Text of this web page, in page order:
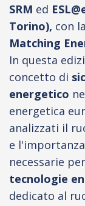
SRM ed
Torino), con
Matching
In questa
concetto di
energetico
energetica
analizzati il
e
necessarie
tecnologie
dedicato al